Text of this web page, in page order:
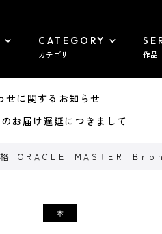
CATEGORY
カテゴリ 作品
に関するお知らせ
お届け遅延につきまして
格 ＯＲＡＣＬＥ ＭＡＳＴＥＲ Ｂｒ